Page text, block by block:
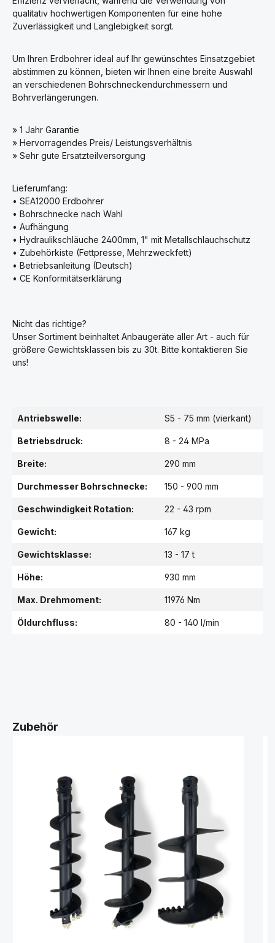
qualitativ hochwertigen Komponenten für eine hohe
Zuverlässigkeit und Langlebigkeit sorgt.
Um Ihren Erdbohrer ideal auf Ihr gewünschtes Einsatzgebiet
abstimmen zu können, bieten wir Ihnen eine breite Auswahl
an verschiedenen Bohrschneckendurchmessern und
Bohrverlängerungen.
» 1 Jahr Garantie
» Hervorragendes Preis/ Leistungsverhältnis
» Sehr gute Ersatzteilversorgung
Lieferumfang:
• SEA12000 Erdbohrer
• Bohrschnecke nach Wahl
• Aufhängung
• Hydraulikschläuche 2400mm, 1" mit Metallschlauchschutz
• Zubehörkiste (Fettpresse, Mehrzweckfett)
• Betriebsanleitung (Deutsch)
• CE Konformitätserklärung
Nicht das richtige?
Unser Sortiment beinhaltet Anbaugeräte aller Art - auch für
größere Gewichtsklassen bis zu 30t. Bitte kontaktieren Sie
uns!
Antriebswelle: S5 - 75 mm (vierkant)
Betriebsdruck: 8 - 24 MPa
Breite: 290 mm
Durchmesser Bohrschnecke: 150 - 900 mm
Geschwindigkeit Rotation: 22 - 43 rpm
Gewicht: 167 kg
Gewichtsklasse: 13 - 17 t
Höhe: 930 mm
Max. Drehmoment: 11976 Nm
Öldurchfluss: 80 - 140 l/min
Zubehör